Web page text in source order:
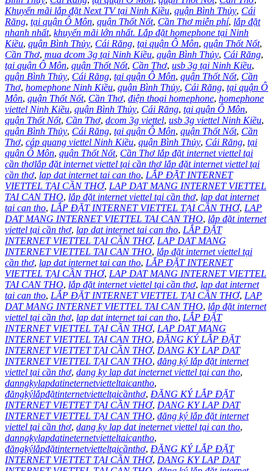
Khuyến mãi lắp đặt Next TV tại Ninh Kiều, quận Bình Thủy, Cái
Răng, tại quận Ô Môn, quận Thốt Nốt, Cần Thơ miễn phí, lắp đặt
nhanh nhất, khuyến mãi lớn nhất. Lắp đặt homephone tại Ninh
Kiều, quận Bình Thủy, Cái Răng, tại quận Ô Môn, quận Thốt Nốt,
Cần Thơ, mua dcom 3g tại Ninh Kiều, quận Bình Thủy, Cái Răng,
tại quận Ô Môn, quận Thốt Nốt, Cần Thơ, usb 3g tại Ninh Kiều,
quận Bình Thủy, Cái Răng, tại quận Ô Môn, quận Thốt Nốt, Cần
Thơ, homephone Ninh Kiều, quận Bình Thủy, Cái Răng, tại quận Ô
Môn, quận Thốt Nốt, Cần Thơ, điện thoại homephone, homephone
viettel Ninh Kiều, quận Bình Thủy, Cái Răng, tại quận Ô Môn,
quận Thốt Nốt, Cần Thơ, dcom 3g viettel, usb 3g viettel Ninh Kiều,
quận Bình Thủy, Cái Răng, tại quận Ô Môn, quận Thốt Nốt, Cần
Thơ, cáp quang viettel Ninh Kiều, quận Bình Thủy, Cái Răng, tại
quận Ô Môn, quận Thốt Nốt, Cần Thơ lắp đặt internet viettel tại
cần thơlắp đặt internet viettel tại cần thơ lắp đặt internet viettel tại
cần thơ, lap dat internet tai can tho, LẮP ĐẶT INTERNET
VIETTEL TẠI CẦN THƠ, LAP DAT MANG INTERNET VIETTEL
TAI CAN THO, lắp đặt internet viettel tại cần thơ, lap dat internet
tai can tho, LẮP ĐẶT INTERNET VIETTEL TẠI CẦN THƠ, LAP
DAT MANG INTERNET VIETTEL TAI CAN THO, lắp đặt internet
viettel tại cần thơ, lap dat internet tai can tho, LẮP ĐẶT
INTERNET VIETTEL TẠI CẦN THƠ, LAP DAT MANG
INTERNET VIETTEL TAI CAN THO, lắp đặt internet viettel tại
cần thơ, lap dat internet tai can tho, LẮP ĐẶT INTERNET
VIETTEL TẠI CẦN THƠ, LAP DAT MANG INTERNET VIETTEL
TAI CAN THO, lắp đặt internet viettel tại cần thơ, lap dat internet
tai can tho, LẮP ĐẶT INTERNET VIETTEL TẠI CẦN THƠ, LAP
DAT MANG INTERNET VIETTEL TAI CAN THO, lắp đặt internet
viettel tại cần thơ, lap dat internet tai can tho, LẮP ĐẶT
INTERNET VIETTEL TẠI CẦN THƠ, LAP DAT MANG
INTERNET VIETTEL TAI CAN THO, ĐĂNG KÝ LẮP ĐẶT
INTERNET VIETTET TẠI CẦN THƠ, DANG KY LAP DAT
INTERNET VIETTEL TẠI CAN THO, đăng ký lắp đặt internet
viettel tại cần thơ, dang ky lap dat ineternet viettel tại can tho,
danngkylapdatineternetvietteltaicantho,
đăngkýlắpđặtinternetvietteltạicầnthơ, ĐĂNG KÝ LẮP ĐẶT
INTERNET VIETTET TẠI CẦN THƠ, DANG KY LAP DAT
INTERNET VIETTEL TẠI CAN THO, đăng ký lắp đặt internet
viettel tại cần thơ, dang ky lap dat ineternet viettel tại can tho,
danngkylapdatineternetvietteltaicantho,
đăngkýlắpđặtinternetvietteltạicầnthơ, ĐĂNG KÝ LẮP ĐẶT
INTERNET VIETTET TẠI CẦN THƠ, DANG KY LAP DAT